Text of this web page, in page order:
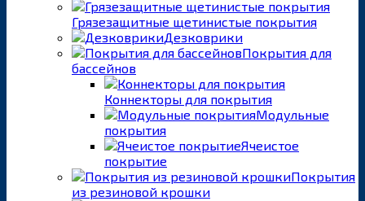
Грязезащитные щетинистые покрытия
Дезковрики
Покрытия для
бассейнов
Коннекторы для покрытия
Модульные
покрытия
Ячеистое
покрытие
Покрытия
из резиновой крошки